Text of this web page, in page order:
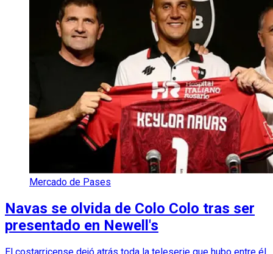
Mercado de Pases
Navas se olvida de Colo Colo tras ser
presentado en Newell's